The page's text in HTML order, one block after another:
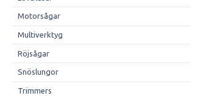
Motorsågar
Multiverktyg
Röjsågar
Snöslungor
Trimmers